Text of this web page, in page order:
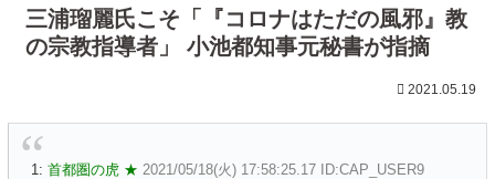
三浦瑠麗氏こそ「『コロナはただの風邪』教
の宗教指導者」 小池都知事元秘書が指摘
2021.05.19
1: 首都圏の虎 ★ 2021/05/18(火) 17:58:25.17 ID:CAP_USER9